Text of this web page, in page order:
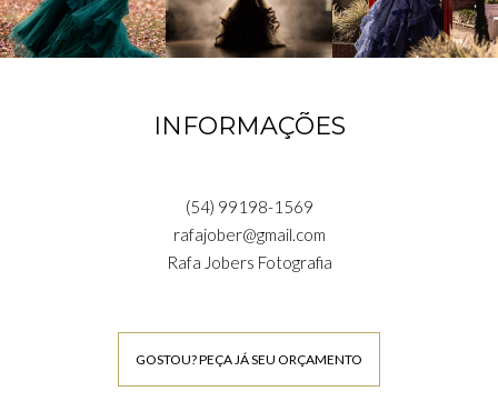
INFORMAÇÕES
(54) 99198-1569
rafajober@gmail.com
Rafa Jobers Fotografia
GOSTOU? PEÇA JÁ SEU ORÇAMENTO